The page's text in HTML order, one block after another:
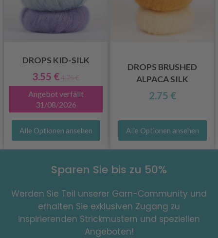
DROPS KID-SILK
3.55 €4.75 €
Angebot verfällt
31/08/2026
Alle Optionen ansehen
DROPS BRUSHED
ALPACA SILK
2.75 €
Alle Optionen ansehen
Sparen Sie bis zu 50%
Werden Sie Teil unserer Garn-Community und
erhalten Sie exklusiven Zugang zu
inspirierenden Strickmustern und speziellen
Angeboten!